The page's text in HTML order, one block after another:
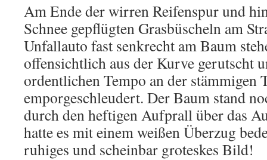
Am Ende der wirren Reifenspur und
Schnee gepflügten Grasbüscheln am
Unfallauto fast senkrecht am Baum
offensichtlich aus der Kurve gerutscht
ordentlichen Tempo an der stämmigen
emporgeschleudert. Der Baum stand
durch den heftigen Aufprall über das
hatte es mit einem weißen Überzug
ruhiges und scheinbar groteskes Bild!